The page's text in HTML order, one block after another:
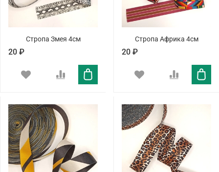
Стропа Змея 4см
20 ₽
Стропа Африка 4см
20 ₽